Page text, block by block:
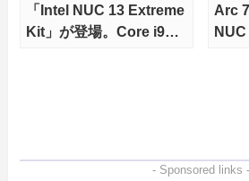
「Intel NUC 13 Extreme
Kit」が登場。Core i9
Arc
- Sponsored links -